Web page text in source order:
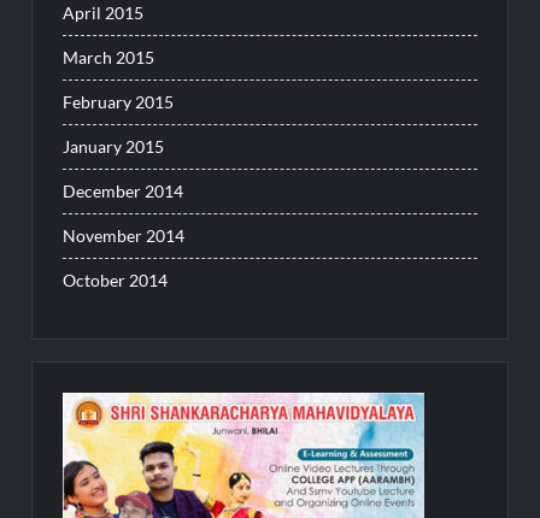
April 2015
March 2015
February 2015
January 2015
December 2014
November 2014
October 2014